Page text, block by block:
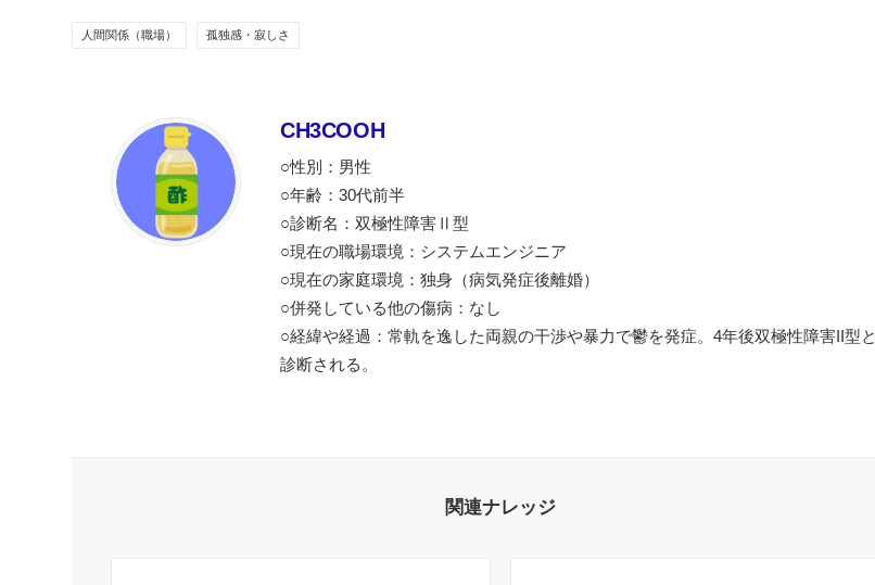
人間関係（職場） 孤独感・寂しさ
CH3COOH
○性別：男性
○年齢：30代前半
○診断名：双極性障害Ⅱ型
○現在の職場環境：システムエンジニア
○現在の家庭環境：独身（病気発症後離婚）
○併発している他の傷病：なし
○経緯や経過：常軌を逸した両親の干渉や暴力で鬱を発症。4年後双極性障害II型と
診断される。
関連ナレッジ